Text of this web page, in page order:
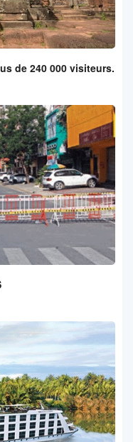
de 240 000 visiteurs.